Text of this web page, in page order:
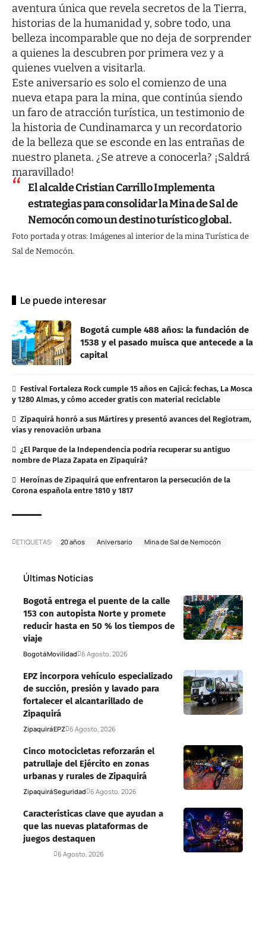
aventura única que revela secretos de la Tierra,
historias de la humanidad y, sobre todo, una
belleza incomparable que no deja de sorprender
a quienes la descubren por primera vez y a
quienes vuelven a visitarla.
Este aniversario es solo el comienzo de una
nueva etapa para la mina, que continúa siendo
un faro de atracción turística, un testimonio de
la historia de Cundinamarca y un recordatorio
de la belleza que se esconde en las entrañas de
nuestro planeta. ¿Se atreve a conocerla? ¡Saldrá
maravillado!
El alcalde Cristian Carrillo Implementa
estrategias para consolidar la Mina de Sal de
Nemocón como un destino turístico global.
Foto portada y otras: Imágenes al interior de la mina Turística de
Sal de Nemocón.
Le puede interesar
Bogotá cumple 488 años: la fundación de
1538 y el pasado muisca que antecede a la
capital
Festival Fortaleza Rock cumple 15 años en Cajicá: fechas, La Mosca
y 1280 Almas, y cómo acceder gratis con material reciclable
Zipaquirá honró a sus Mártires y presentó avances del Regiotram,
vías y renovación urbana
¿El Parque de la Independencia podría recuperar su antiguo
nombre de Plaza Zapata en Zipaquirá?
Heroínas de Zipaquirá que enfrentaron la persecución de la
Corona española entre 1810 y 1817
ETIQUETAS: 20 años Aniversario Mina de Sal de Nemocón
Últimas Noticias
Bogotá entrega el puente de la calle
153 con autopista Norte y promete
reducir hasta en 50 % los tiempos de
viaje
BogotáMovilidad 6 Agosto, 2026
EPZ incorpora vehículo especializado
de succión, presión y lavado para
fortalecer el alcantarillado de
Zipaquirá
ZipaquiráEPZ 6 Agosto, 2026
Cinco motocicletas reforzarán el
patrullaje del Ejército en zonas
urbanas y rurales de Zipaquirá
ZipaquiráSeguridad 6 Agosto, 2026
Características clave que ayudan a
que las nuevas plataformas de
juegos destaquen
6 Agosto, 2026